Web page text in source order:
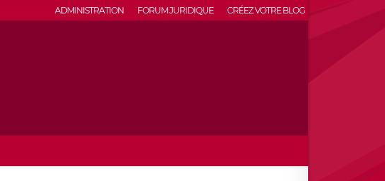
ADMINISTRATION FORUM JURIDIQUE CRÉEZ VOTRE BLOG